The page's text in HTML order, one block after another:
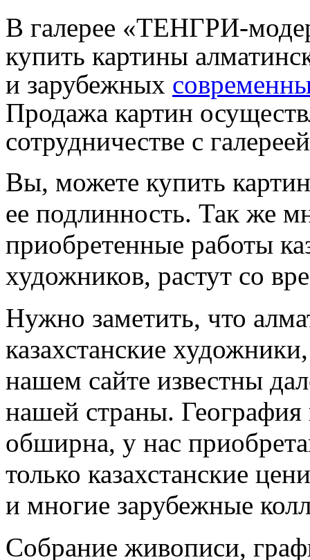
В галерее «ТЕНГРИ-
купить картины
и зарубежных
Продажа картин
сотрудничестве с
Вы, можете купить
ее подлинность. Так же
приобретенные работы
художников, растут со
Нужно заметить, что
казахстанские
нашем сайте известны
нашей страны.
обширна, у нас
только казахстанские
и многие зарубежные
Собрание живописи,